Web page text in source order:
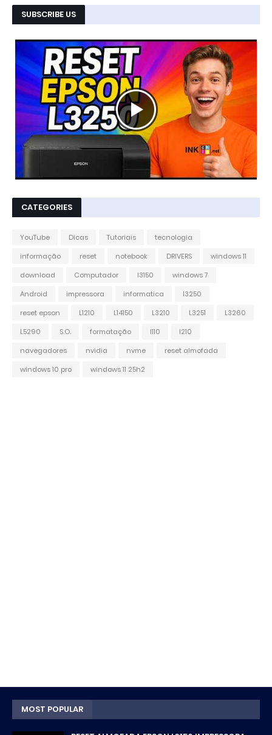
SUBSCRIBE US
CATEGORIES
YouTube Dicas Tutoriais
tecnologia
informação
reset notebook DRIVERS
windows 11
download
Computador l3150
windows 7
Android
impressora informatica
l3250
reset epson
L1210 L14150 L3210 L3251
L3260
L5290
S.O. formatação l110
l210
navegadores
nvidia nvme
reset almofada
windows 10 pro
windows 11 25h2
MOST POPULAR